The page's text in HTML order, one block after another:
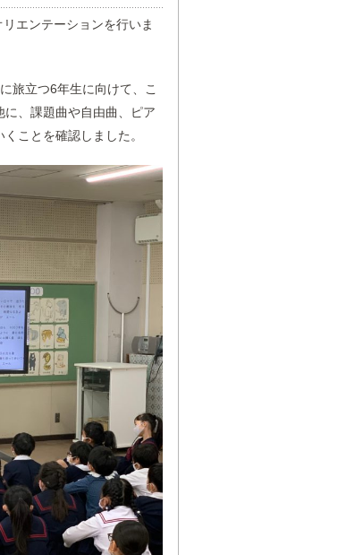
エンテーションを行いま
旅立つ6年生に向けて、こ
、課題曲や自由曲、ピア
ことを確認しました。